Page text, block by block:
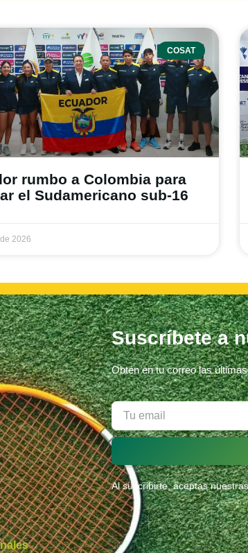
COSAT
rumbo a Colombia para
el Sudamericano sub-16
2026
Suscríbete a
Obtén en tu correo las
Al suscribirte, aceptas